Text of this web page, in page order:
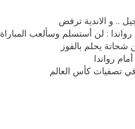
.. و الاندية ترفض
: لن أستسلم وسألعب المباراة
يحلم بالفوز
رواندا
تصفيات كأس العالم